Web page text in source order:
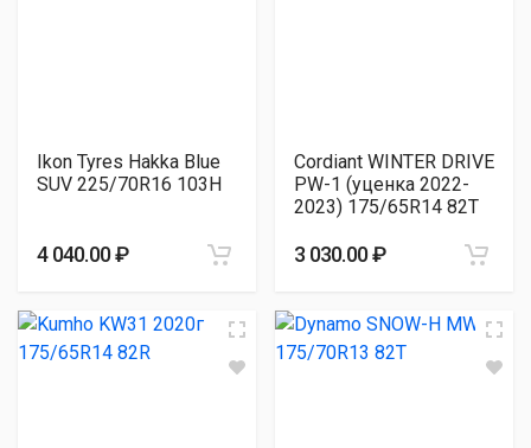
Ikon Tyres Hakka Blue
SUV 225/70R16 103H
4 040.00 ₽
Cordiant WINTER DRIVE
PW-1 (уценка 2022-
2023) 175/65R14 82T
3 030.00 ₽